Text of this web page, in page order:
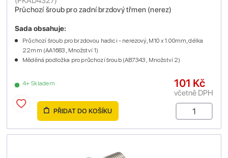
Průchozí šroub pro zadní brzdový třmen (nerez)
4+ Skladem
Sada obsahuje:
Průchozí šroub pro brzdovou hadici - nerezový, M10 x 1.00mm, délka
22mm (AA1683 , Množství 1)
Měděná podložka pro průchozí šroub (AB7343 , Množství 2)
101 Kč
včetně DPH
PŘIDAT DO KOŠÍKU